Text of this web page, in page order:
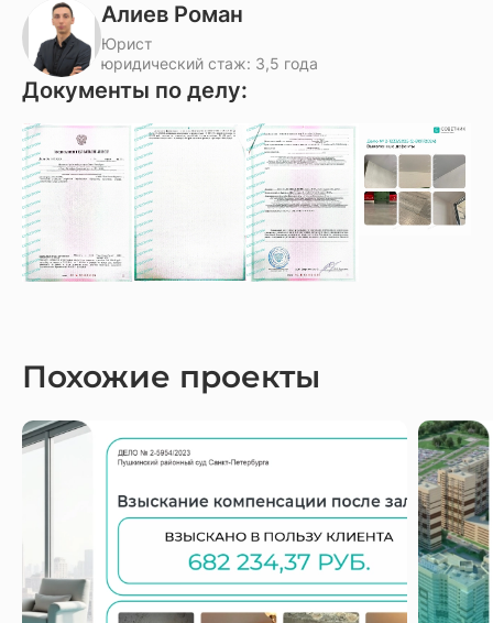
Алиев Роман
Юрист
юридический стаж: 3,5 года
Документы по делу:
Похожие проекты